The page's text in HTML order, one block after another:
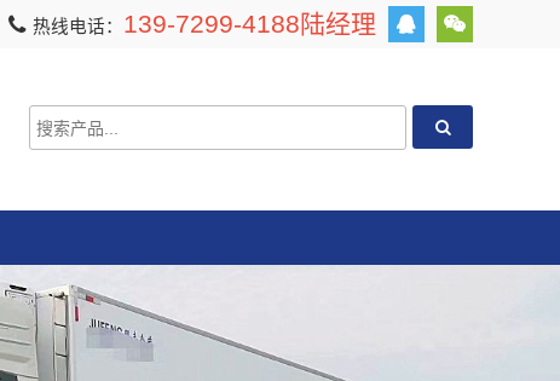
热线电话： 139-7299-4188陆经理